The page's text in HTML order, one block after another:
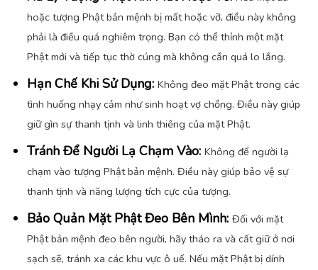
hoặc tượng Phật bản mệnh bị mất hoặc vỡ, điều này không
phải là điều quá nghiêm trọng. Bạn có thể thỉnh một mặt
Phật mới và tiếp tục thờ cúng mà không cần quá lo lắng.
Hạn Chế Khi Sử Dụng:Không đeo mặt Phật trong các
tình huống nhạy cảm như sinh hoạt vợ chồng. Điều này giúp
giữ gìn sự thanh tịnh và linh thiêng của mặt Phật.
Tránh Để Người Lạ Chạm Vào:Không để người lạ
chạm vào tượng Phật bản mệnh. Điều này giúp bảo vệ sự
thanh tịnh và năng lượng tích cực của tượng.
Bảo Quản Mặt Phật Đeo Bên Mình:Đối với mặt
Phật bản mệnh đeo bên người, hãy tháo ra và cất giữ ở nơi
sạch sẽ, tránh xa các khu vực ô uế. Nếu mặt Phật bị dính